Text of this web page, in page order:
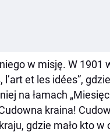
w misję. W 1901
et les idées”,
na łamach
kraina!
gdzie mało kto w